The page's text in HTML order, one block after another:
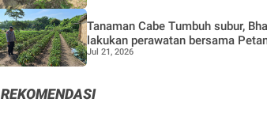
Tanaman Cabe Tumbuh subur,
lakukan perawatan bersama
Jul 21, 2026
REKOMENDASI